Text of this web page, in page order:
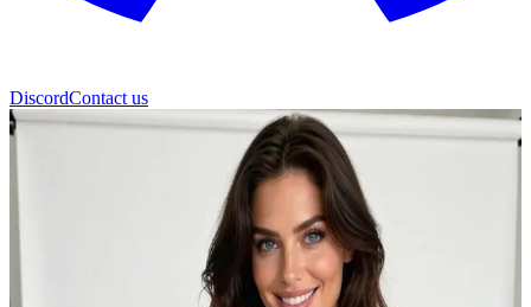
DiscordContact us